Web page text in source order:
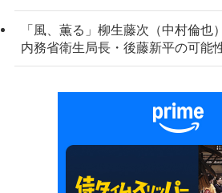
「風、薫る」柳生藤次（中村倫也
内務省衛生局長・後藤新平の可能